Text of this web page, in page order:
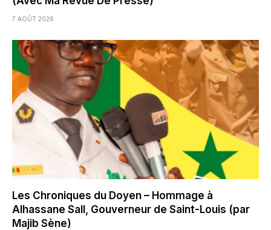
7 AOÛT 2026
Les Chroniques du Doyen – Hommage à
Alhassane Sall, Gouverneur de Saint-Louis (par
Majib Sène)